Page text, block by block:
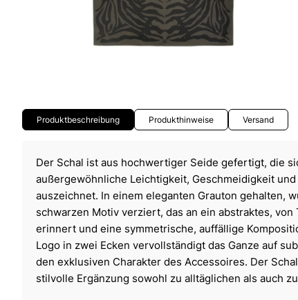
Produktbeschreibung Produkthinweise Versand
Der Schal ist aus hochwertiger Seide gefertigt, die
außergewöhnliche Leichtigkeit, Geschmeidigkeit
auszeichnet. In einem eleganten Grauton gehalten,
schwarzen Motiv verziert, das an ein abstraktes,
erinnert und eine symmetrische, auffällige
Logo in zwei Ecken vervollständigt das Ganze auf
den exklusiven Charakter des Accessoires. Der
stilvolle Ergänzung sowohl zu alltäglichen als auch